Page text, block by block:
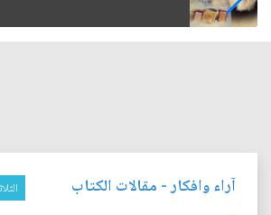
آراء وافكار- مقالات الكتاب الثلاثاء 08